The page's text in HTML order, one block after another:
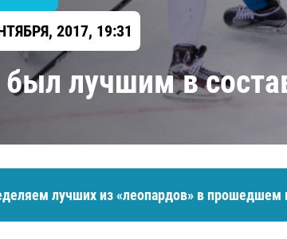
2017, 19:31
был лучшим в
лучших из «леопардов» в прошедшем